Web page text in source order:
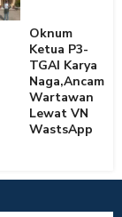
Oknum
Ketua P3-
TGAI Karya
Naga,Ancam
Wartawan
Lewat VN
WastsApp